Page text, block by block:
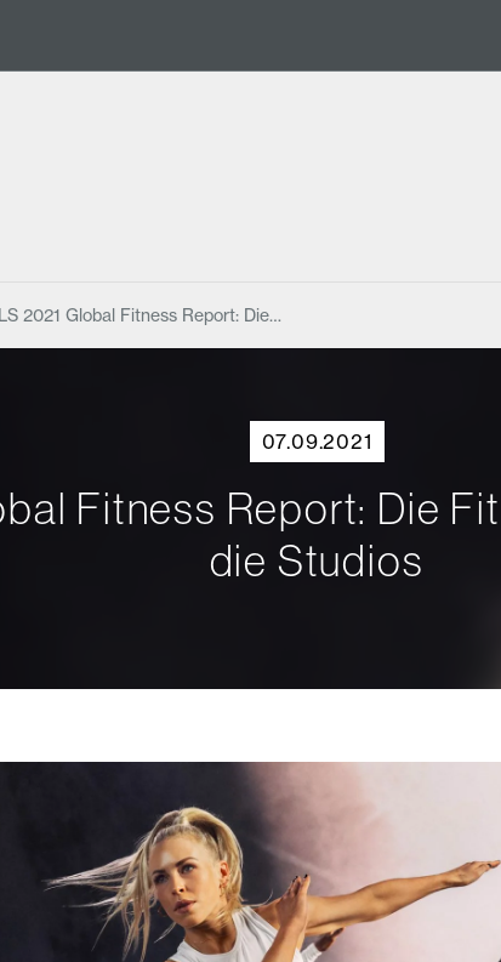
2021 Global Fitness Report: Die…
07.09.2021
Fitness Report: Die
die Studios